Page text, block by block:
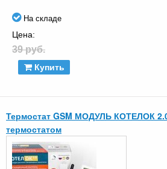
На складе
Цена:
39 руб.
Купить
Термостат GSM МОДУЛЬ КОТЕЛОК
термостатом